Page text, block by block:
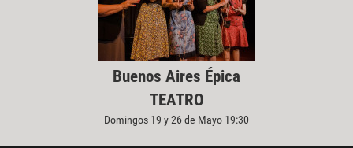
Buenos Aires Épica
TEATRO
Domingos 19 y 26 de Mayo 19:30